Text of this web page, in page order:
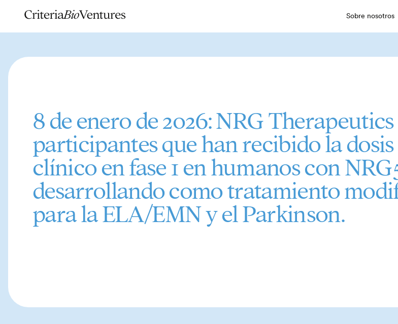
Sobre nosotros
8 de enero de 2026: NRG
participantes que han recibido la
clínico en fase 1 en humanos con
desarrollando como tratamiento
para la ELA/EMN y el Parkinson.